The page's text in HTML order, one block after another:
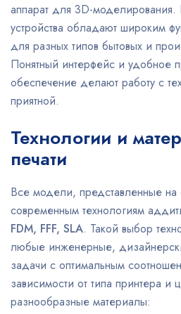
аппарат для 3D-моделирования.
устройства обладают широким
для разных типов бытовых и
Понятный интерфейс и удобное
обеспечение делают работу с
приятной.
Технологии и
печати
Все модели, представленные на
современным технологиям
FDM, FFF, SLA. Такой выбор
любые инженерные,
задачи с оптимальным
зависимости от типа принтера и
разнообразные материалы: